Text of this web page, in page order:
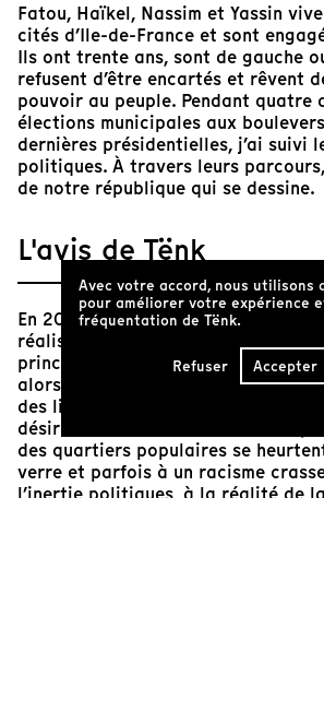
Fatou, Haïkel, Nassim et Yassin
cités d’Ile-de-France et sont
Ils ont trente ans, sont de gauche
refusent d’être encartés et rêvent
pouvoir au peuple. Pendant quatre
élections municipales aux
dernières présidentielles, j’ai suivi
politiques. À travers leurs
de notre république qui se dessine.
L'avis de Tënk
En 2014 et 2015, Florence
réalisatrice, sillonne la région
principalement quatre jeunes
alors en campagnes électorales.
des listes de gauche que des listes
désirant se coordonner entre eux,
des quartiers populaires se
verre et parfois à un racisme
l’inertie politiques, à la réalité de
Avec votre accord, nous utilisons
pour améliorer votre expérience
fréquentation de Tënk.
Refuser Accepter